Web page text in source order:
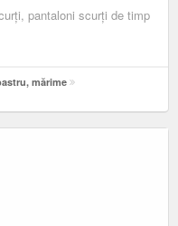
pantaloni scurți de timp
mărime